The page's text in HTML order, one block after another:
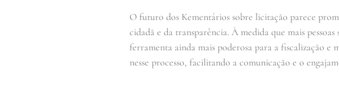
O futuro dos Kementários sobre licitação parece
cidadã e da transparência. À medida que mais
ferramenta ainda mais poderosa para a fiscalização
nesse processo, facilitando a comunicação e o